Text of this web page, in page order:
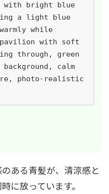
with bright blue
a light blue
while
with soft
through, green
calm
photo-realistic
ある青髪が、清涼感と
に放っています。